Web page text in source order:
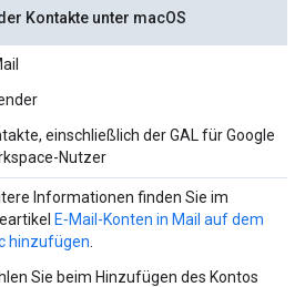
Kontakte unter macOS
einschließlich der GAL für Google
Nutzer
Informationen finden Sie im
E‑Mail-Konten in Mail auf dem
hinzufügen
Sie beim Hinzufügen des Kontos